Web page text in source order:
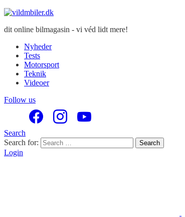
dit online bilmagasin - vi véd lidt mere!
Nyheder
Tests
Motorsport
Teknik
Videoer
Follow us
Search
Search for:
Search
Login